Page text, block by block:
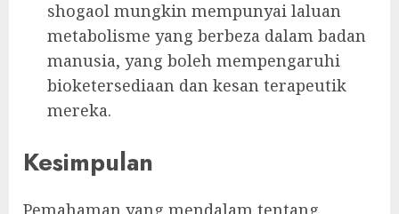
shogaol mungkin mempunyai laluan
metabolisme yang berbeza dalam badan
manusia, yang boleh mempengaruhi
bioketersediaan dan kesan terapeutik
mereka.
Kesimpulan